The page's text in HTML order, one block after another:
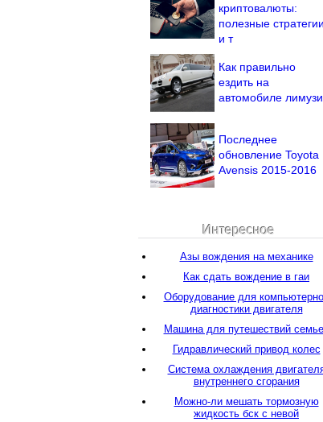
криптовалюты:
полезные стратегии
и т
Как правильно
ездить на
автомобиле
Последнее
обновление Toyota
Avensis 2015-2016
Интересное
Азы вождения на механике
Как сдать вождение в гаи
Оборудование для
диагностики двигателя
Машина для путешествий
Гидравлический привод колес
Система охлаждения
внутреннего сгорания
Можно-ли мешать тормозную
жидкость бск с невой